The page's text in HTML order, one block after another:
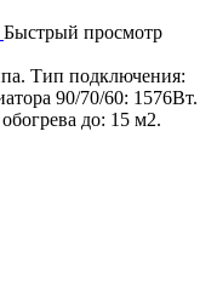
Быстрый просмотр
Тип подключения:
90/70/60: 1576Вт.
до: 15 м2.